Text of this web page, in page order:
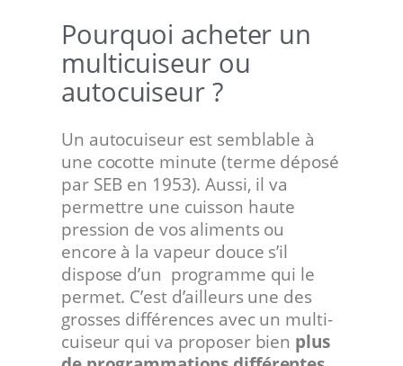
Pourquoi acheter un
multicuiseur ou
autocuiseur ?
Un autocuiseur est semblable à
une cocotte minute (terme déposé
par SEB en 1953). Aussi, il va
permettre une cuisson haute
pression de vos aliments ou
encore à la vapeur douce s’il
dispose d’un programme qui le
permet. C’est d’ailleurs une des
grosses différences avec un multi-
cuiseur qui va proposer bien plus